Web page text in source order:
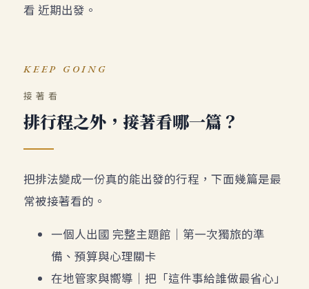
看 近期出發 。
KEEP GOING
接著看
排行程之外，接著看哪一篇？
把排法變成一份真的能出發的行程，下面幾篇是最
常被接著看的。
一個人出國 完整主題館 ｜第一次獨旅的準
備、預算與心理關卡
在地管家與嚮導 ｜把「這件事給誰做最省心」